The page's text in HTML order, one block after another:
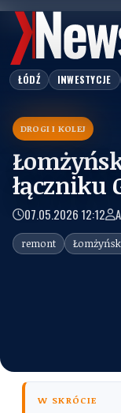
ŁÓDŹ INWESTYCJE
DROGI I KOLEJ
łączniku
07.05.2026 12:12
remont
W SKRÓCIE